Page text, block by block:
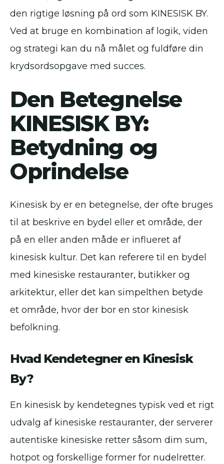
den rigtige løsning på ord som KINESISK BY.
Ved at bruge en kombination af logik, viden
og strategi kan du nå målet og fuldføre din
krydsordsopgave med succes.
Den Betegnelse
KINESISK BY:
Betydning og
Oprindelse
Kinesisk by er en betegnelse, der ofte bruges
til at beskrive en bydel eller et område, der
på en eller anden måde er influeret af
kinesisk kultur. Det kan referere til en bydel
med kinesiske restauranter, butikker og
arkitektur, eller det kan simpelthen betyde
et område, hvor der bor en stor kinesisk
befolkning.
Hvad Kendetegner en Kinesisk
By?
En kinesisk by kendetegnes typisk ved et rigt
udvalg af kinesiske restauranter, der serverer
autentiske kinesiske retter såsom dim sum,
hotpot og forskellige former for nudelretter.